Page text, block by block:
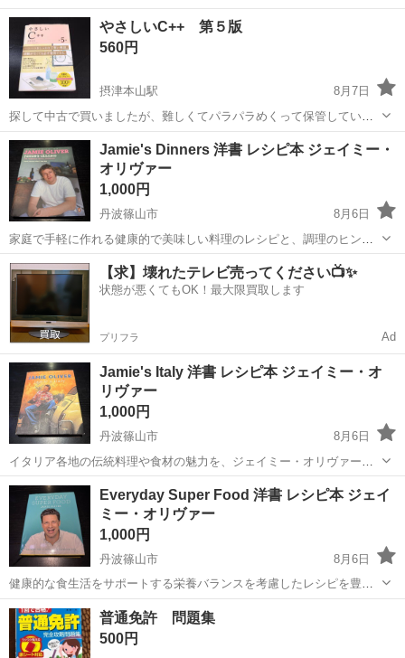
やさしいC++ 第５版
560円
摂津本山駅
8月7日
探して中古で買いましたが、難しくてパラパラめくって保管していま
した。 もう読まないと思うので、勉強される方に。
兵庫 神戸市 参考書
Jamie's Dinners 洋書 レシピ本 ジェイミー・
オリヴァー
1,000円
丹波篠山市
8月6日
家庭で手軽に作れる健康的で美味しい料理のレシピと、調理のヒント
が豊富に詰まったジェイミー・オリヴァーの実践的な料理本です。 -
著者: Jamie Oliver - タイトル: Jamie's Dinners - 言語: ...
兵庫 丹波篠山市 参考書 レシピ
【求】壊れたテレビ売ってください📺✨
状態が悪くてもOK！最大限買取します
プリフラ Ad
Jamie's Italy 洋書 レシピ本 ジェイミー・オ
リヴァー
1,000円
丹波篠山市
8月6日
イタリア各地の伝統料理や食材の魅力を、ジェイミー・オリヴァー独
自の視点で紹介する実践的なレシピ本です。 - 著者: Jamie Oliver - タ
イトル: Jamie's Italy - 言語: 英語 - 内容: イタリ...
兵庫 丹波篠山市
Everyday Super Food 洋書 レシピ本 ジェイ
ミー・オリヴァー
1,000円
丹波篠山市
8月6日
健康的な食生活をサポートする栄養バランスを考慮したレシピを豊富
に掲載した、ジェイミー・オリヴァーの実用的な料理本です。 - 著者:
Jamie Oliver - タイトル: Everyday Super Food - 言語...
兵庫 丹波篠山市 参考書 レシピ
普通免許 問題集
500円